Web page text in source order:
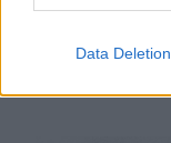
Data Deletion
Βλαδίμηρος